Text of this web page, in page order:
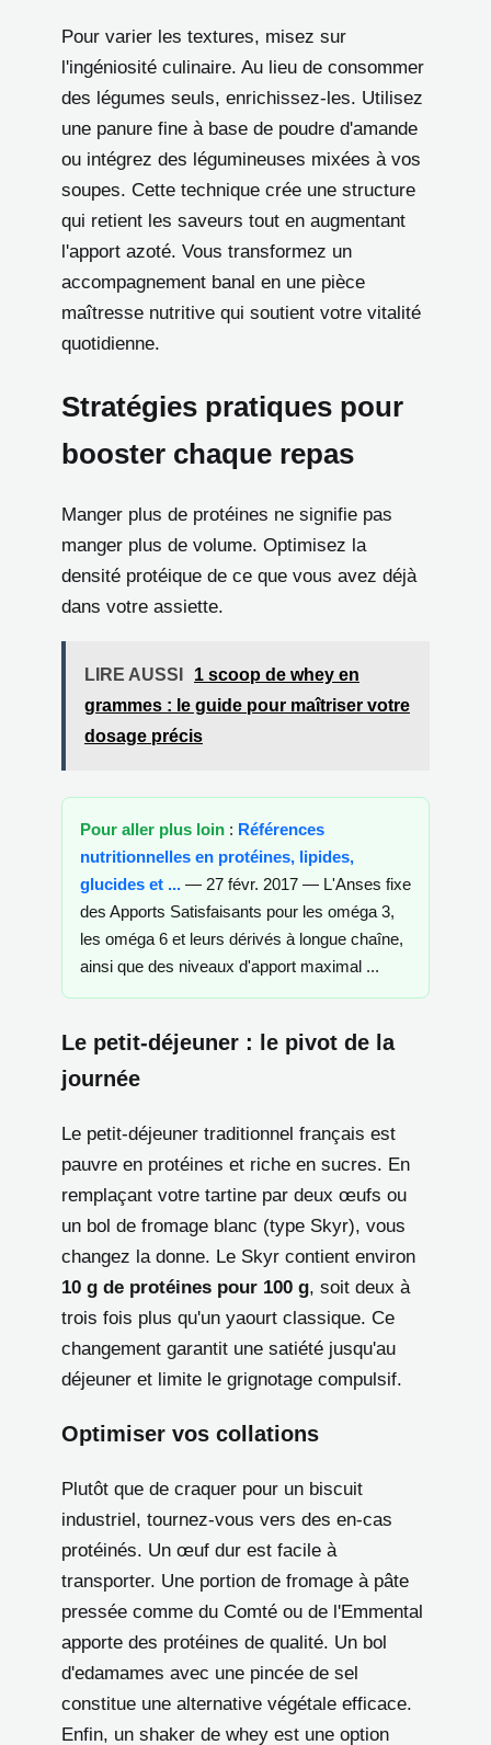
Pour varier les textures, misez sur
l'ingéniosité culinaire. Au lieu de consommer
des légumes seuls, enrichissez-les. Utilisez
une panure fine à base de poudre d'amande
ou intégrez des légumineuses mixées à vos
soupes. Cette technique crée une structure
qui retient les saveurs tout en augmentant
l'apport azoté. Vous transformez un
accompagnement banal en une pièce
maîtresse nutritive qui soutient votre vitalité
quotidienne.
Stratégies pratiques pour
booster chaque repas
Manger plus de protéines ne signifie pas
manger plus de volume. Optimisez la
densité protéique de ce que vous avez déjà
dans votre assiette.
LIRE AUSSI
1 scoop de whey en
grammes : le guide pour maîtriser votre
dosage précis
Pour aller plus loin : Références
nutritionnelles en protéines, lipides,
glucides et ... — 27 févr. 2017 — L'Anses fixe
des Apports Satisfaisants pour les oméga 3,
les oméga 6 et leurs dérivés à longue chaîne,
ainsi que des niveaux d'apport maximal ...
Le petit-déjeuner : le pivot de la
journée
Le petit-déjeuner traditionnel français est
pauvre en protéines et riche en sucres. En
remplaçant votre tartine par deux œufs ou
un bol de fromage blanc (type Skyr), vous
changez la donne. Le Skyr contient environ
10 g de protéines pour 100 g, soit deux à
trois fois plus qu'un yaourt classique. Ce
changement garantit une satiété jusqu'au
déjeuner et limite le grignotage compulsif.
Optimiser vos collations
Plutôt que de craquer pour un biscuit
industriel, tournez-vous vers des en-cas
protéinés. Un œuf dur est facile à
transporter. Une portion de fromage à pâte
pressée comme du Comté ou de l'Emmental
apporte des protéines de qualité. Un bol
d'edamames avec une pincée de sel
constitue une alternative végétale efficace.
Enfin, un shaker de whey est une option